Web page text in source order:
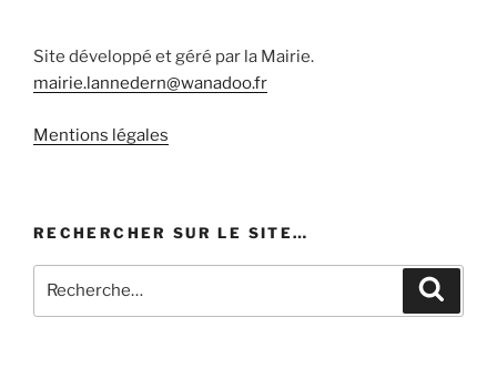
Site développé et géré par la Mairie.
mairie.lannedern@wanadoo.fr
Mentions légales
RECHERCHER SUR LE SITE…
pour